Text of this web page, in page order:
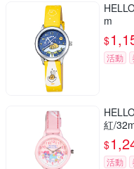
m
$
活動
紅/
$
活動